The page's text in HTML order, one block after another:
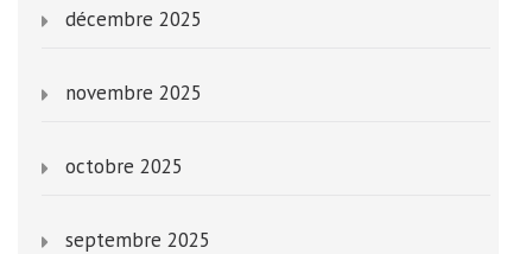
décembre 2025
novembre 2025
octobre 2025
septembre 2025